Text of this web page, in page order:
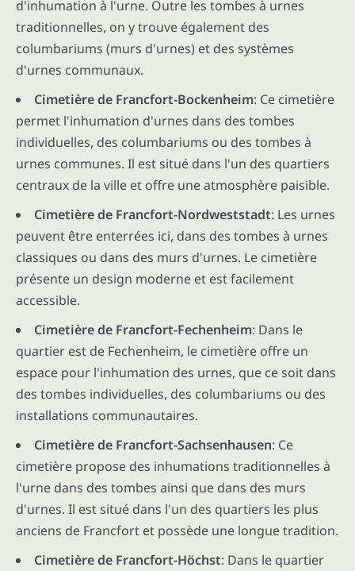
d'inhumation à l'urne. Outre les tombes à urnes
traditionnelles, on y trouve également des
columbariums (murs d'urnes) et des systèmes
d'urnes communaux.
Cimetière de Francfort-Bockenheim: Ce cimetière
permet l'inhumation d'urnes dans des tombes
individuelles, des columbariums ou des tombes à
urnes communes. Il est situé dans l'un des quartiers
centraux de la ville et offre une atmosphère paisible.
Cimetière de Francfort-Nordweststadt: Les urnes
peuvent être enterrées ici, dans des tombes à urnes
classiques ou dans des murs d'urnes. Le cimetière
présente un design moderne et est facilement
accessible.
Cimetière de Francfort-Fechenheim: Dans le
quartier est de Fechenheim, le cimetière offre un
espace pour l'inhumation des urnes, que ce soit dans
des tombes individuelles, des columbariums ou des
installations communautaires.
Cimetière de Francfort-Sachsenhausen: Ce
cimetière propose des inhumations traditionnelles à
l'urne dans des tombes ainsi que dans des murs
d'urnes. Il est situé dans l'un des quartiers les plus
anciens de Francfort et possède une longue tradition.
Cimetière de Francfort-Höchst: Dans le quartier